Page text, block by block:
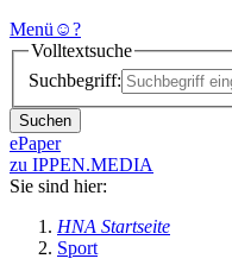
Menü ☺?
Volltextsuche
Suchbegriff:
Suchen
ePaper
zu IPPEN.MEDIA
Sie sind hier:
HNA Startseite
Sport